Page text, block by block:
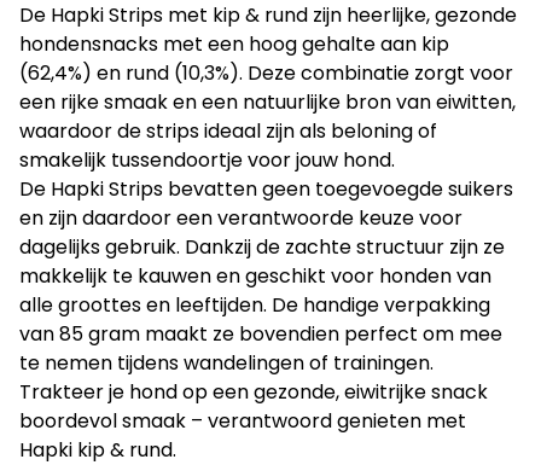
De Hapki Strips met kip & rund zijn heerlijke, gezonde
hondensnacks met een hoog gehalte aan kip
(62,4%) en rund (10,3%). Deze combinatie zorgt voor
een rijke smaak en een natuurlijke bron van eiwitten,
waardoor de strips ideaal zijn als beloning of
smakelijk tussendoortje voor jouw hond.
De Hapki Strips bevatten geen toegevoegde suikers
en zijn daardoor een verantwoorde keuze voor
dagelijks gebruik. Dankzij de zachte structuur zijn ze
makkelijk te kauwen en geschikt voor honden van
alle groottes en leeftijden. De handige verpakking
van 85 gram maakt ze bovendien perfect om mee
te nemen tijdens wandelingen of trainingen.
Trakteer je hond op een gezonde, eiwitrijke snack
boordevol smaak – verantwoord genieten met
Hapki kip & rund.